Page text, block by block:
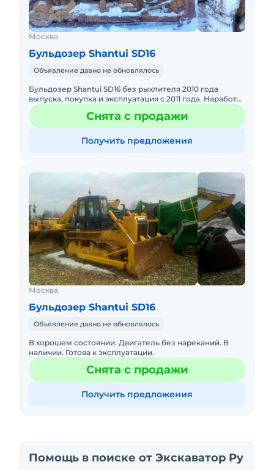
Москва
Бульдозер Shantui SD16
Объявление давно не обновлялось
Бульдозер Shantui SD16 без рыхлителя 2010 года
выпуска, покупка и эксплуатация с 2011 года. Наработка
9930 мото/часов, конструкционная масса 17 тонн,
мощность д
Снята с продажи
Получить предложения
Москва
Бульдозер Shantui SD16
Объявление давно не обновлялось
В хорошем состоянии. Двигатель без нареканий. В
наличии. Готова к эксплуатации.
Снята с продажи
Получить предложения
Помощь в поиске от Экскаватор Ру